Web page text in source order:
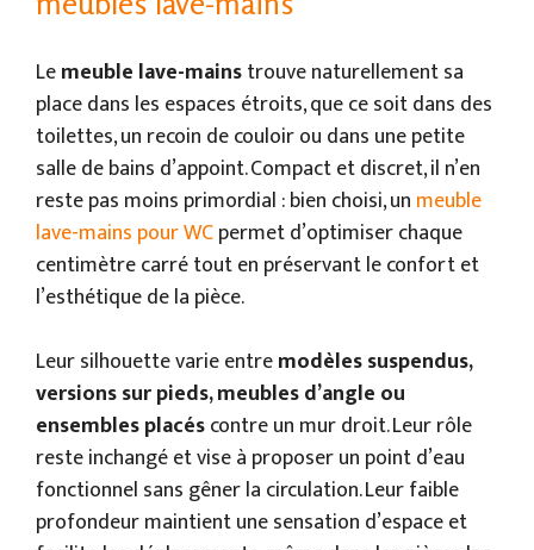
Lemeuble lave-mainstrouve naturellement sa
place dans les espaces étroits, que ce soit dans des
toilettes, un recoin de couloir ou dans une petite
salle de bains d’appoint. Compact et discret, il n’en
reste pas moins primordial : bien choisi, un meuble
lave-mains pour WCpermet d’optimiser chaque
centimètre carré tout en préservant le confort et
l’esthétique de la pièce.
Leur silhouette varie entremodèles suspendus,
versions sur pieds, meubles d’angle ou
ensembles placéscontre un mur droit. Leur rôle
reste inchangé et vise à proposer un point d’eau
fonctionnel sans gêner la circulation. Leur faible
profondeur maintient une sensation d’espace et